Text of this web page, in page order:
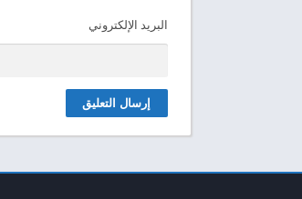
البريد الإلكتروني